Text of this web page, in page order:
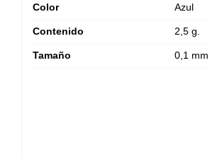
Color Azul
Contenido 2,5 g.
Tamaño 0,1 mm